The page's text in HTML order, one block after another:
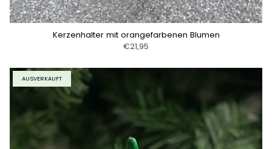
Kerzenhalter mit orangefarbenen Blumen
€21,95
AUSVERKAUFT